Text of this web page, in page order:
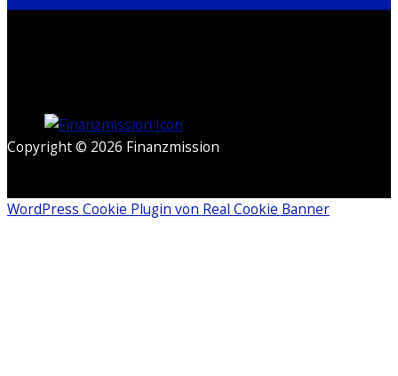
Copyright © 2026 Finanzmission
WordPress Cookie Plugin von Real Cookie Banner